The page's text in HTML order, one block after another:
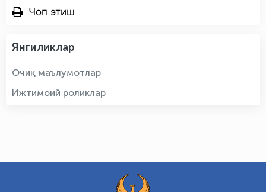
Чоп этиш
Янгиликлар
Очиқ маълумотлар
Ижтимоий роликлар